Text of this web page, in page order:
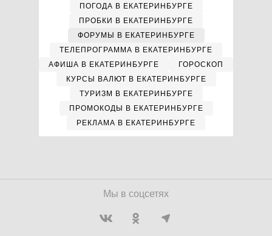
ПОГОДА В ЕКАТЕРИНБУРГЕ
ПРОБКИ В ЕКАТЕРИНБУРГЕ
ФОРУМЫ В ЕКАТЕРИНБУРГЕ
ТЕЛЕПРОГРАММА В ЕКАТЕРИНБУРГЕ
АФИША В ЕКАТЕРИНБУРГЕ
ГОРОСКОП
КУРСЫ ВАЛЮТ В ЕКАТЕРИНБУРГЕ
ТУРИЗМ В ЕКАТЕРИНБУРГЕ
ПРОМОКОДЫ В ЕКАТЕРИНБУРГЕ
РЕКЛАМА В ЕКАТЕРИНБУРГЕ
Мы в соцсетях